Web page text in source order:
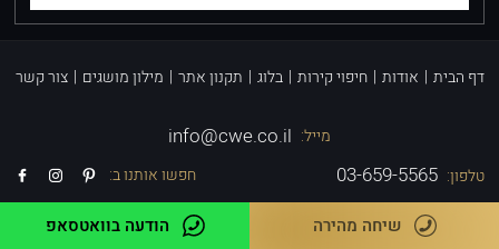
דף הבית | אודות | חיפוי קירות | בלוג | תקנון אתר | מילון מושגים | צור קשר
מייל: info@cwe.co.il
טלפון: 03-659-5565 חפשו אותנו ב:
Powered by שיחה מהירה הודעה בוואטסאפ